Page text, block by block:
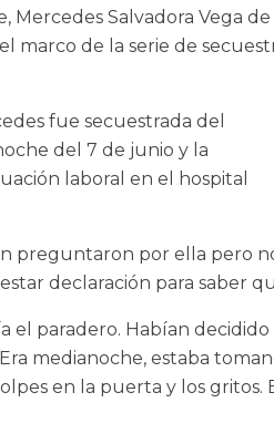
Salvadora Vega
marco de la serie de
fue secuestrada del
del 7 de junio y la
laboral en el hospital
preguntaron por ella pero
declaración para saber
el paradero. Habían
medianoche, estaba
en la puerta y los